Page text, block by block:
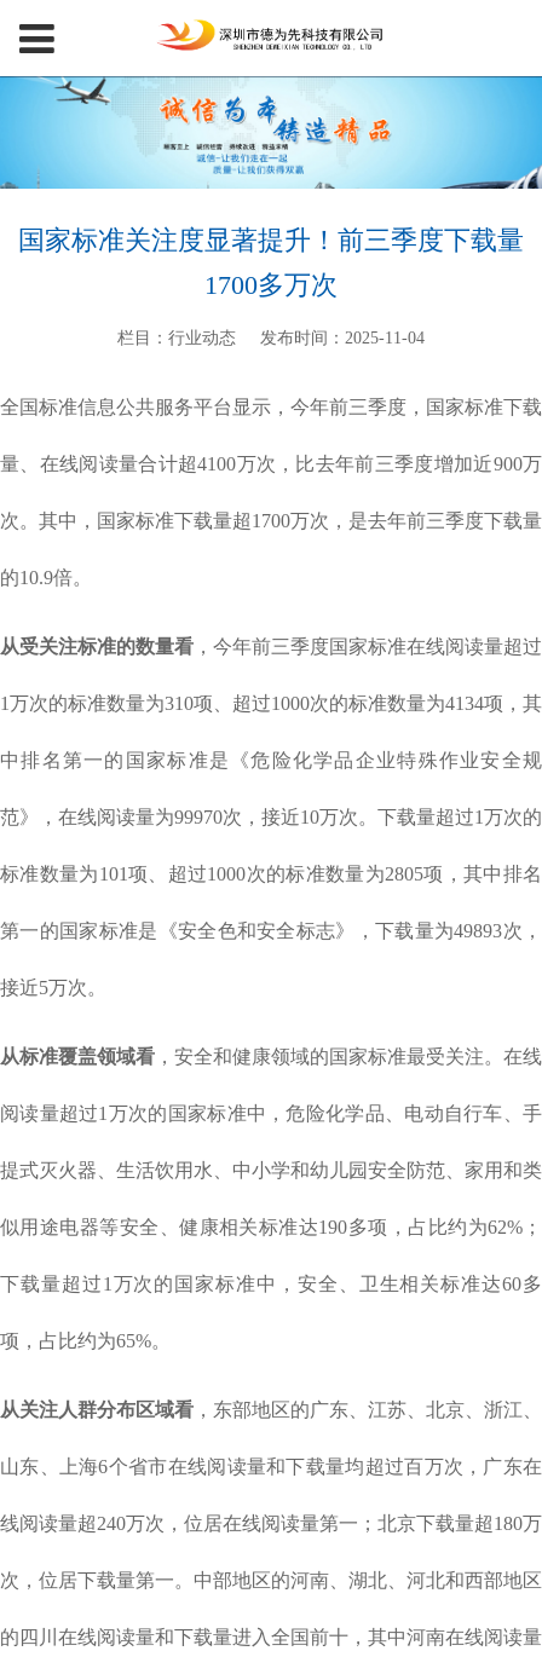
国家标准关注度显著提升！前三季度下载量
1700多万次
栏目：行业动态 发布时间：2025-11-04
全国标准信息公共服务平台显示，今年前三季度，国家标准下载
量、在线阅读量合计超4100万次，比去年前三季度增加近900万
次。其中，国家标准下载量超1700万次，是去年前三季度下载量
的10.9倍。
从受关注标准的数量看 ，今年前三季度国家标准在线阅读量超过
1万次的标准数量为310项、超过1000次的标准数量为4134项，其
中排名第一的国家标准是《危险化学品企业特殊作业安全规
范》，在线阅读量为99970次，接近10万次。下载量超过1万次的
标准数量为101项、超过1000次的标准数量为2805项，其中排名
第一的国家标准是《安全色和安全标志》，下载量为49893次，
接近5万次。
从标准覆盖领域看 ，安全和健康领域的国家标准最受关注。在线
阅读量超过1万次的国家标准中，危险化学品、电动自行车、手
提式灭火器、生活饮用水、中小学和幼儿园安全防范、家用和类
似用途电器等安全、健康相关标准达190多项，占比约为62%；
下载量超过1万次的国家标准中，安全、卫生相关标准达60多
项，占比约为65%。
从关注人群分布区域看 ，东部地区的广东、江苏、北京、浙江、
山东、上海6个省市在线阅读量和下载量均超过百万次，广东在
线阅读量超240万次，位居在线阅读量第一；北京下载量超180万
次，位居下载量第一。中部地区的河南、湖北、河北和西部地区
的四川在线阅读量和下载量进入全国前十，其中河南在线阅读量